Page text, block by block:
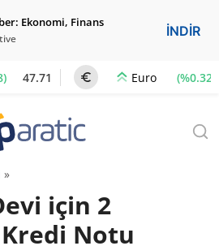
Ekonomi, Finans
İNDİR
47.71 Euro (%0.32)
»
için 2
Notu